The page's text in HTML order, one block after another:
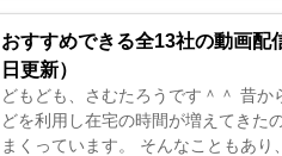
おすすめできる全13社の動画配
日更新）
どもども、さむたろうです＾＾ 昔
どを利用し在宅の時間が増えてきた
まくっています。 そんなこともあり